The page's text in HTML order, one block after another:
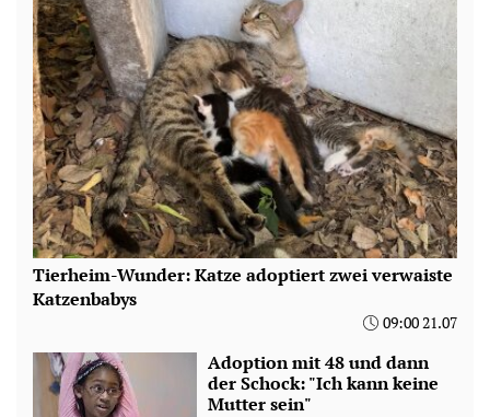
Tierheim-Wunder: Katze adoptiert zwei verwaiste
Katzenbabys
09:00 21.07
Adoption mit 48 und dann
der Schock: "Ich kann keine
Mutter sein"